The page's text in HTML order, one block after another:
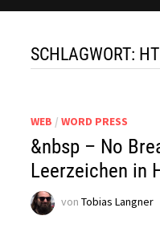
SCHLAGWORT:
WEB /WORD PRESS
&nbsp – No
Leerzeichen in
vonTobias Langner